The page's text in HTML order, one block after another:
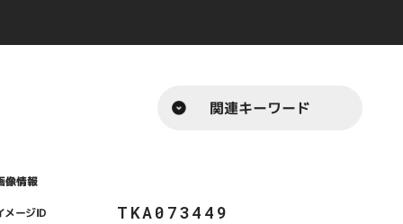
関連キーワード
像情報
メージID TKA073449